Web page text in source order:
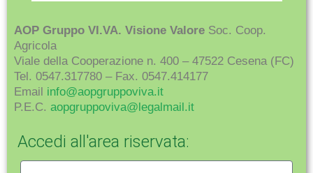
AOP Gruppo VI.VA. Visione Valore Soc. Coop.
Agricola
Viale della Cooperazione n. 400 – 47522 Cesena (FC)
Tel. 0547.317780 – Fax. 0547.414177
Email info@aopgruppoviva.it
P.E.C. aopgruppoviva@legalmail.it
Accedi all'area riservata: